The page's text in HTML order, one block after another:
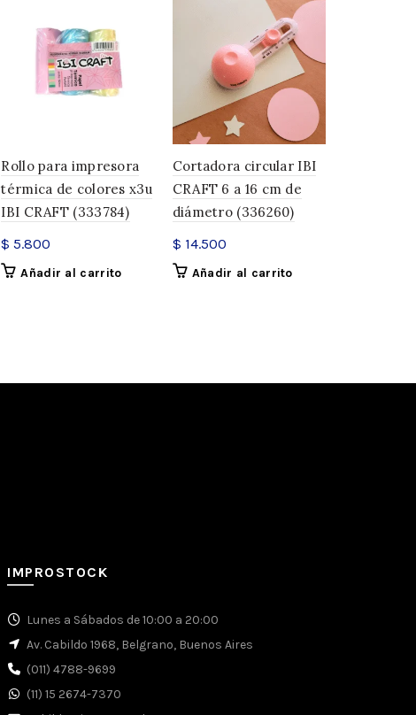
Rollo para impresora
térmica de colores x3u
IBI CRAFT (333784)
$ 5.800
Añadir al carrito
Cortadora circular IBI
CRAFT 6 a 16 cm de
diámetro (336260)
$ 14.500
Añadir al carrito
IMPROSTOCK
Lunes a Sábados de 10:00 a 20:00
Av. Cabildo 1968, Belgrano, Buenos Aires
(011) 4788-9699
(11) 15 2674-7370